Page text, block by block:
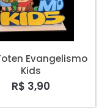
Evangelismo
Kids
R$ 3,90